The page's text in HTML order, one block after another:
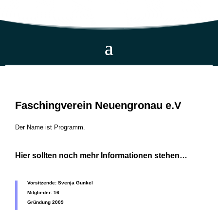
Faschingverein Neuengronau e.V
Der Name ist Programm.
Hier sollten noch mehr Informationen stehen…
Vorsitzende: Svenja Gunkel
Mitglieder: 16
Gründung 2009